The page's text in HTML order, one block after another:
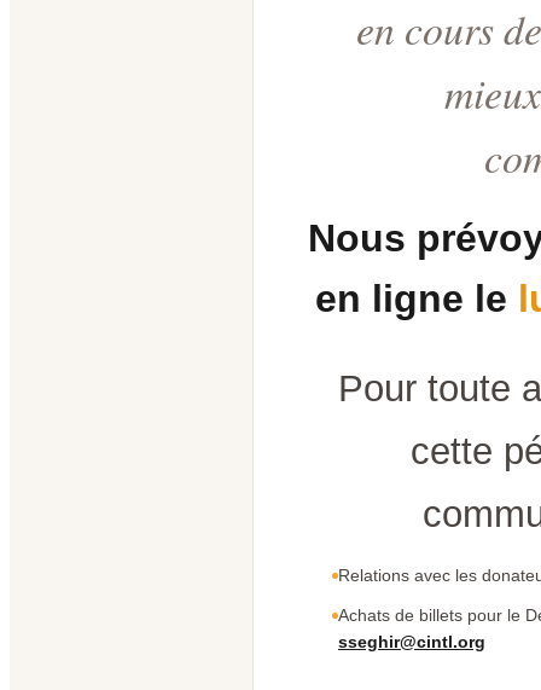
en cours
Nous
en ligne le
Pour toute
cette
Relations avec les
Achats de billets pour le
sseghir@cintl.org